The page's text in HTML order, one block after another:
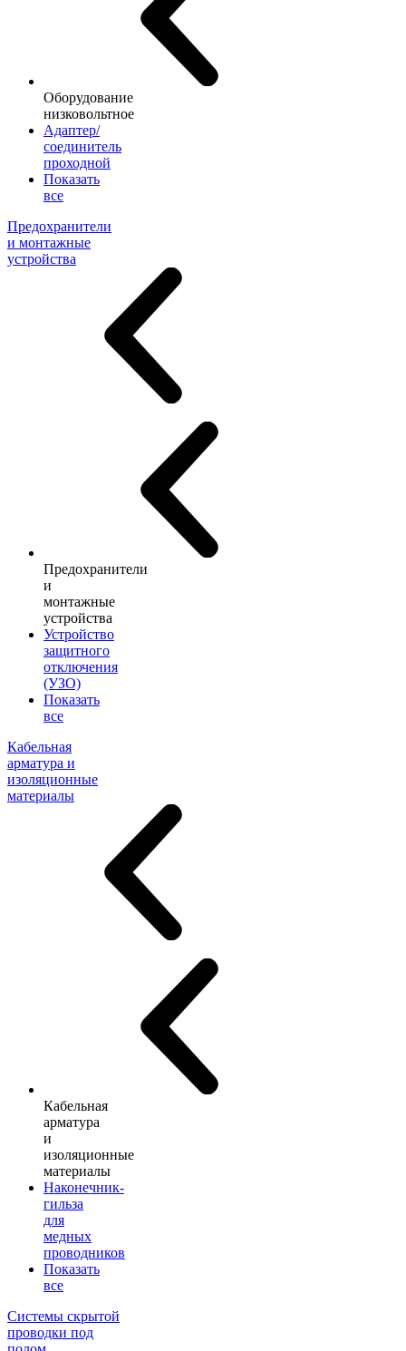
Оборудование
низковольтное
Адаптер/
соединитель
проходной
Показать
все
Предохранители
и монтажные
устройства
Предохранители
и
монтажные
устройства
Устройство
защитного
отключения
(УЗО)
Показать
все
Кабельная
арматура и
изоляционные
материалы
Кабельная
арматура
и
изоляционные
материалы
Наконечник-
гильза
для
медных
проводников
Показать
все
Системы скрытой
проводки под